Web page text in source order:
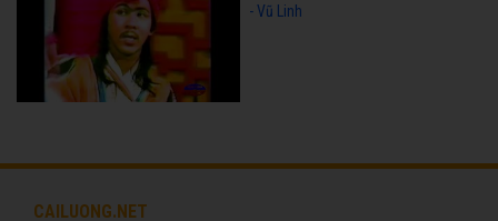
- Vũ Linh
CAILUONG.NET